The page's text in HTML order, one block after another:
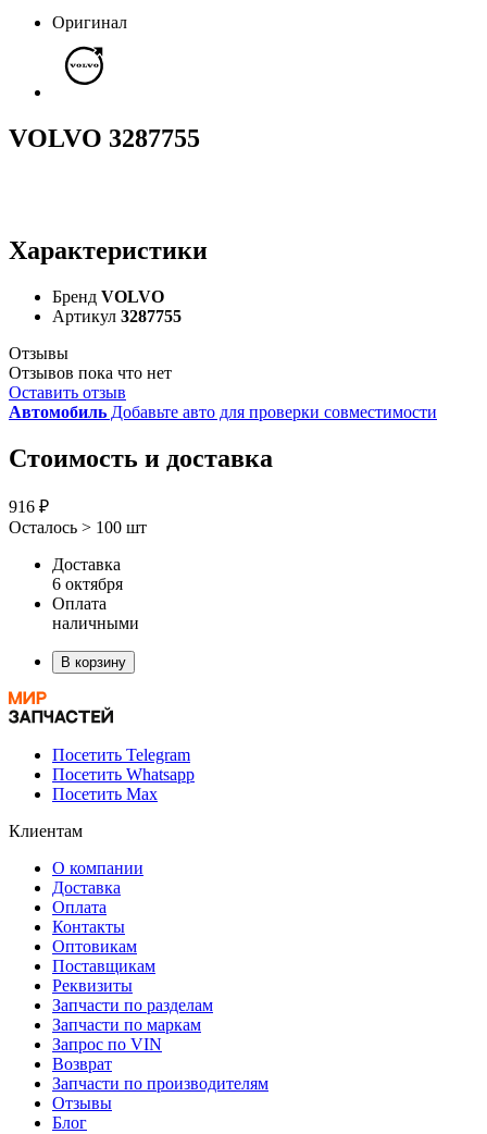
Оригинал
VOLVO 3287755
Характеристики
Бренд VOLVO
Артикул 3287755
Отзывы
Отзывов пока что нет
Оставить отзыв
Автомобиль Добавьте авто для проверки совместимости
Стоимость и доставка
916 ₽
Осталось > 100 шт
Доставка
6 октября
Оплата
наличными
В корзину
Посетить Telegram
Посетить Whatsapp
Посетить Max
Клиентам
О компании
Доставка
Оплата
Контакты
Оптовикам
Поставщикам
Реквизиты
Запчасти по разделам
Запчасти по маркам
Запрос по VIN
Возврат
Запчасти по производителям
Отзывы
Блог